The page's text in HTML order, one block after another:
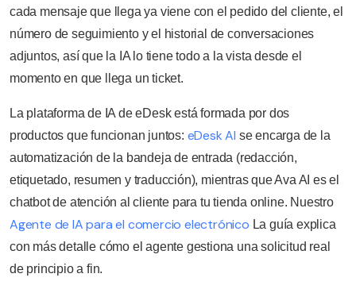
cada mensaje que llega ya viene con el pedido del cliente, el
número de seguimiento y el historial de conversaciones
adjuntos, así que la IA lo tiene todo a la vista desde el
momento en que llega un ticket.
La plataforma de IA de eDesk está formada por dos
productos que funcionan juntos: eDesk AI se encarga de la
automatización de la bandeja de entrada (redacción,
etiquetado, resumen y traducción), mientras que Ava AI es el
chatbot de atención al cliente para tu tienda online. Nuestro
Agente de IA para el comercio electrónico La guía explica
con más detalle cómo el agente gestiona una solicitud real
de principio a fin.